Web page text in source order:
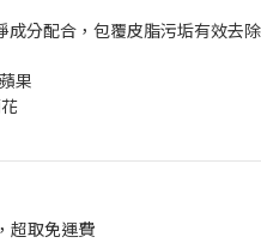
成分配合，包覆皮脂污垢有效去除
果
超取免運費